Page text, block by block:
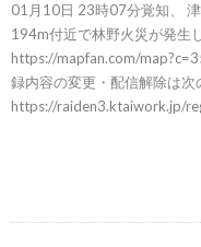
01月10日 23時07分覚知、
194m付近で林野火災が発生
https://mapfan.com/
録内容の変更・配信解除は次
https://raiden3.ktaiwork.jp/